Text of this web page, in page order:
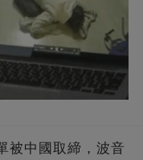
被中國取締，波音